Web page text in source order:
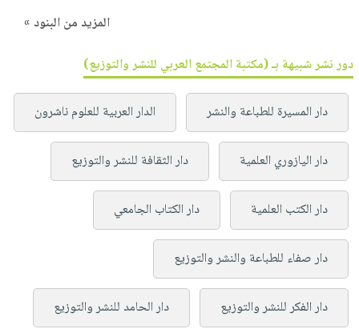
المزيد من البنود »
دور نشر شبيهة بـ (مكتبة المجتمع العربي للنشر والتوزيع)
دار المسيرة للطباعة والنشر الدار العربية للعلوم ناشرون
دار اليازوري العلمية دار الثقافة للنشر والتوزيع
دار الكتب العلمية دار الكتاب الجامعي
دار صفاء للطباعة والنشر والتوزيع
دار الفكر للنشر والتوزيع دار الحامد للنشر والتوزيع